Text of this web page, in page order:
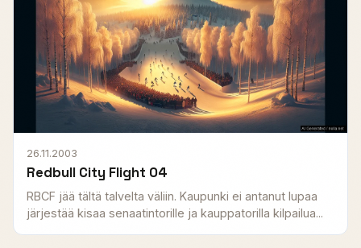
26.11.2003
Redbull City Flight 04
RBCF jää tältä talvelta väliin. Kaupunki ei antanut lupaa
järjestää kisaa senaatintorille ja kauppatorilla kilpailua...